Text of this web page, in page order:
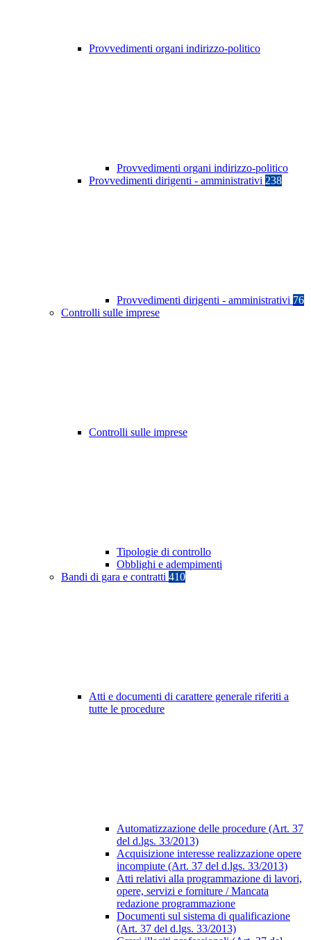
Provvedimenti organi indirizzo-politico
Provvedimenti organi indirizzo-politico
Provvedimenti dirigenti - amministrativi 238
Provvedimenti dirigenti - amministrativi 76
Controlli sulle imprese
Controlli sulle imprese
Tipologie di controllo
Obblighi e adempimenti
Bandi di gara e contratti 410
Atti e documenti di carattere generale riferiti a
tutte le procedure
Automatizzazione delle procedure (Art. 37
del d.lgs. 33/2013)
Acquisizione interesse realizzazione opere
incompiute (Art. 37 del d.lgs. 33/2013)
Atti relativi alla programmazione di lavori,
opere, servizi e forniture / Mancata
redazione programmazione
Documenti sul sistema di qualificazione
(Art. 37 del d.lgs. 33/2013)